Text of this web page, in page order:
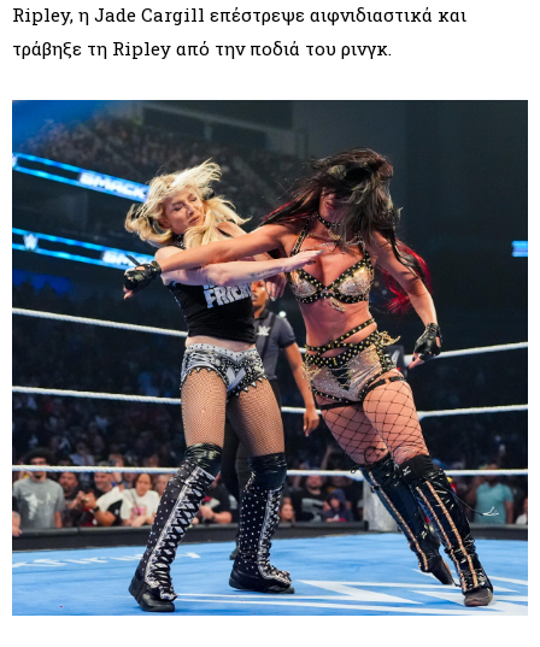
Ripley, η Jade Cargill επέστρεψε αιφνιδιαστικά και
τράβηξε τη Ripley από την ποδιά του ρινγκ.